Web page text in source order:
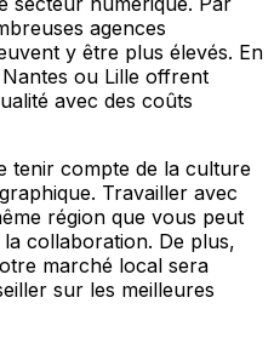
agences
y être plus élevés. En
ou Lille offrent
avec des coûts
tenir compte de la culture
Travailler avec
région que vous peut
collaboration. De plus,
marché local sera
sur les meilleures